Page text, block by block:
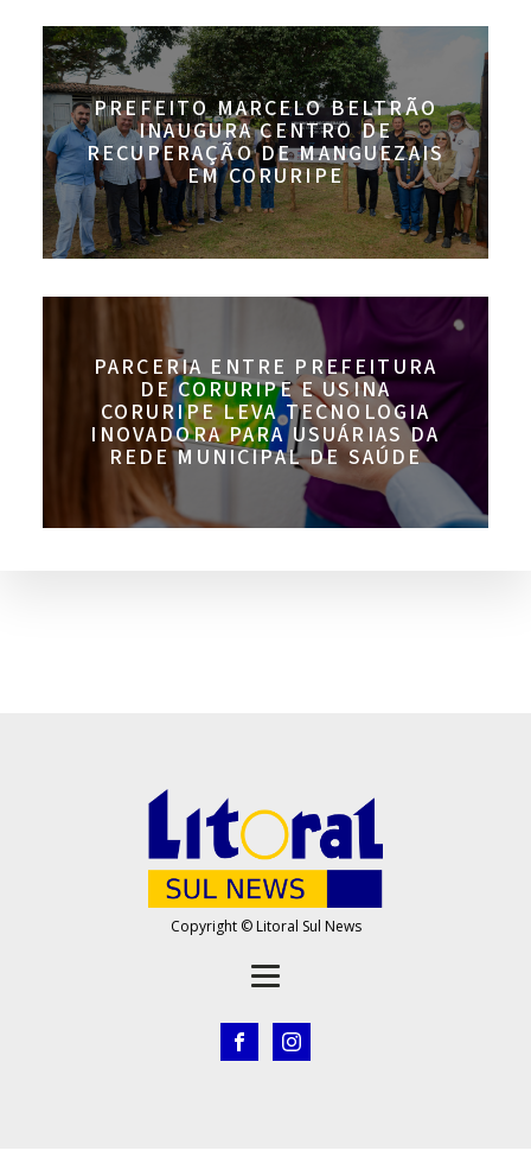
PREFEITO MARCELO BELTRÃO
INAUGURA CENTRO DE
RECUPERAÇÃO DE MANGUEZAIS
EM CORURIPE
PARCERIA ENTRE PREFEITURA
DE CORURIPE E USINA
CORURIPE LEVA TECNOLOGIA
INOVADORA PARA USUÁRIAS DA
REDE MUNICIPAL DE SAÚDE
Copyright © Litoral Sul News